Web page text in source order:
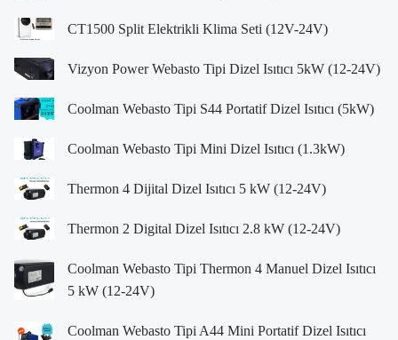
CT1500 Split Elektrikli Klima Seti (12V-24V)
Vizyon Power Webasto Tipi Dizel Isıtıcı 5kW (12-24V)
Coolman Webasto Tipi S44 Portatif Dizel Isıtıcı (5kW)
Coolman Webasto Tipi Mini Dizel Isıtıcı (1.3kW)
Thermon 4 Dijital Dizel Isıtıcı 5 kW (12-24V)
Thermon 2 Digital Dizel Isıtıcı 2.8 kW (12-24V)
Coolman Webasto Tipi Thermon 4 Manuel Dizel Isıtıcı
5 kW (12-24V)
Coolman Webasto Tipi A44 Mini Portatif Dizel Isıtıcı